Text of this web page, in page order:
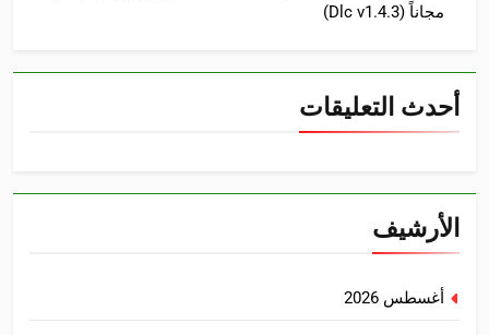
مجاناً (Dlc v1.4.3)
أحدث التعليقات
الأرشيف
أغسطس 2026